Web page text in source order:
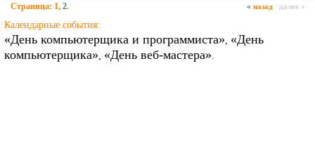
Страница: 1, 2. « назад далее »
Календарные события:
«День компьютерщика и программиста», «День
компьютерщика», «День веб-мастера».